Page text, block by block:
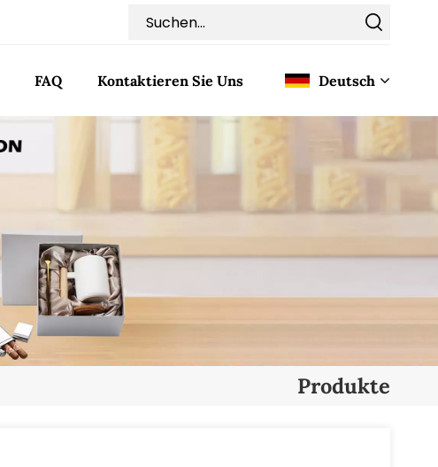
FAQ Kontaktieren Sie Uns Deutsch
English
Français
Español
Produkte